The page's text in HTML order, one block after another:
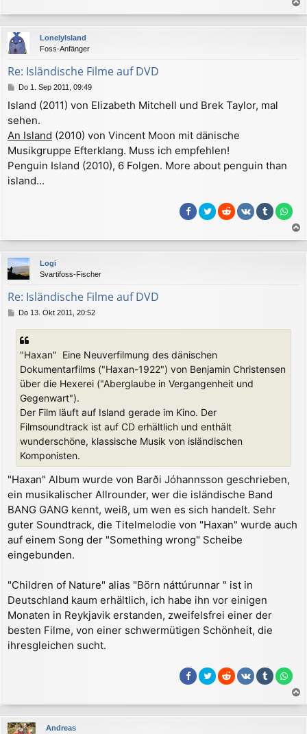
a
c
LonelyIsland
Foss-Anfänger
Re: Isländische Filme auf DVD
B
i
t
a
g
Do 1. Sep 2011, 09:49
Island (2011) von Elizabeth Mitchell und Brek Taylor, mal
sehen.
An Island (2010) von Vincent Moon mit dänische
Musikgruppe Efterklang. Muss ich empfehlen!
Penguin Island (2010), 6 Folgen. More about penguin than
island...
a
c
Logi
Svartifoss-Fischer
Re: Isländische Filme auf DVD
BDo 13. Okt 2011, 20:52
"Haxan"  Eine Neuverfilmung des dänischen
Dokumentarfilms ("Haxan-1922") von Benjamin Christensen
über die Hexerei ("Aberglaube in Vergangenheit und
Gegenwart").
Der Film läuft auf Island gerade im Kino. Der
Filmsoundtrack ist auf CD erhältlich und enthält
wunderschöne, klassische Musik von isländischen
Komponisten.
"Haxan" Album wurde von Barði Jóhannsson geschrieben,
ein musikalischer Allrounder, wer die isländische Band
BANG GANG kennt, weiß, um wen es sich handelt. Sehr
guter Soundtrack, die Titelmelodie von "Haxan" wurde auch
auf einem Song der "Something wrong" Scheibe
eingebunden.
"Children of Nature" alias "Börn náttúrunnar " ist in
Deutschland kaum erhältlich, ich habe ihn vor einigen
Monaten in Reykjavik erstanden, zweifelsfrei einer der
besten Filme, von einer schwermütigen Schönheit, die
ihresgleichen sucht.
a
c
Andreas